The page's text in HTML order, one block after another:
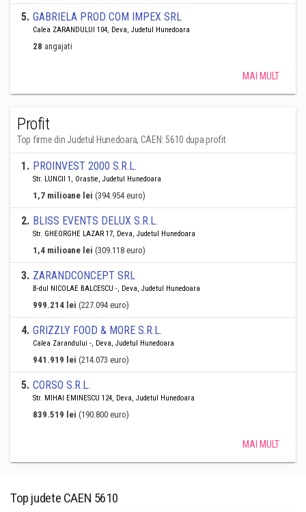
5. GABRIELA PROD COM IMPEX SRL
Calea ZARANDULUI 104, Deva, Judetul Hunedoara
28 angajati
MAI MULT
Profit
Top firme din Judetul Hunedoara, CAEN: 5610 dupa profit
1. PROINVEST 2000 S.R.L.
Str. LUNCII 1, Orastie, Judetul Hunedoara
1,7 milioane lei (394.954 euro)
2. BLISS EVENTS DELUX S.R.L.
Str. GHEORGHE LAZAR 17, Deva, Judetul Hunedoara
1,4 milioane lei (309.118 euro)
3. ZARANDCONCEPT SRL
B-dul NICOLAE BALCESCU -, Deva, Judetul Hunedoara
999.214 lei (227.094 euro)
4. GRIZZLY FOOD & MORE S.R.L.
Calea Zarandului -, Deva, Judetul Hunedoara
941.919 lei (214.073 euro)
5. CORSO S.R.L.
Str. MIHAI EMINESCU 124, Deva, Judetul Hunedoara
839.519 lei (190.800 euro)
MAI MULT
Top judete CAEN 5610